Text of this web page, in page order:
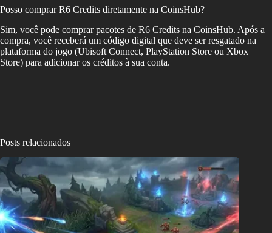
Posso comprar R6 Credits diretamente na CoinsHub?
Sim, você pode comprar pacotes de R6 Credits na CoinsHub. Após a
compra, você receberá um código digital que deve ser resgatado na
plataforma do jogo (Ubisoft Connect, PlayStation Store ou Xbox
Store) para adicionar os créditos à sua conta.
Posts relacionados